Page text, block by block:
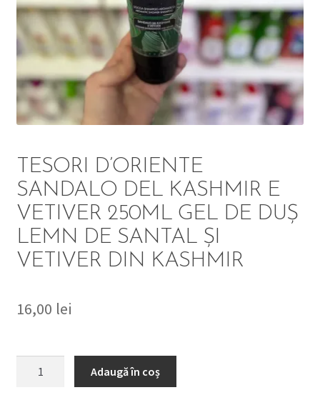
DETERGENT
SOLUȚII CURĂȚENIE
ÎNGRIJIRE
PERSONALĂ
TROLERE
ARTICOLE VOIAJ
TESORI D’ORIENTE
SANDALO DEL KASHMIR E
VETIVER 250ML GEL DE DUȘ
LEMN DE SANTAL ȘI
VETIVER DIN KASHMIR
16,00 lei
Adaugă în coș